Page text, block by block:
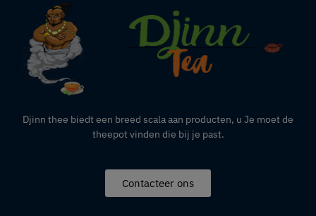
Djinn thee biedt een breed scala aan producten, u Je moet de
theepot vinden die bij je past.
Contacteer ons